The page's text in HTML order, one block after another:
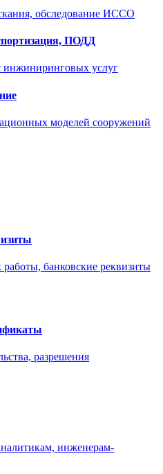
обследование ИССО
ПОДД
услуг
моделей сооружений
банковские реквизиты
разрешения
инженерам-